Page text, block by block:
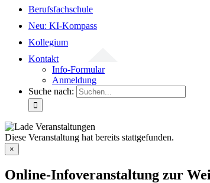
Berufsfachschule
Neu: KI-Kompass
Kollegium
Kontakt
Info-Formular
Anmeldung
Suche nach:
Diese Veranstaltung hat bereits stattgefunden.
×
Online-Infoveranstaltung zur